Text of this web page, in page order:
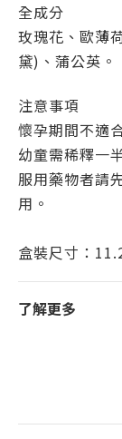
全成分
玫瑰花、歐薄
黛)、蒲公英。
注意事項
懷孕期間不適
幼童需稀釋一
服用藥物者請
用。
盒裝尺寸：
了解更多